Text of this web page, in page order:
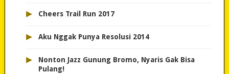
▸ Cheers Trail Run 2017
▸ Aku Nggak Punya Resolusi 2014
▸
Nonton Jazz Gunung Bromo, Nyaris Gak Bisa
Pulang!